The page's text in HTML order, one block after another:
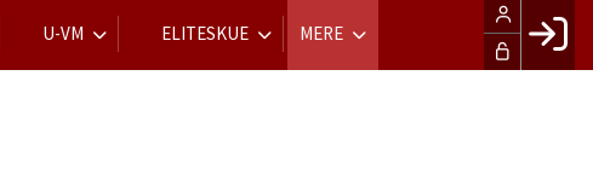
U-VM ELITESKUE MERE